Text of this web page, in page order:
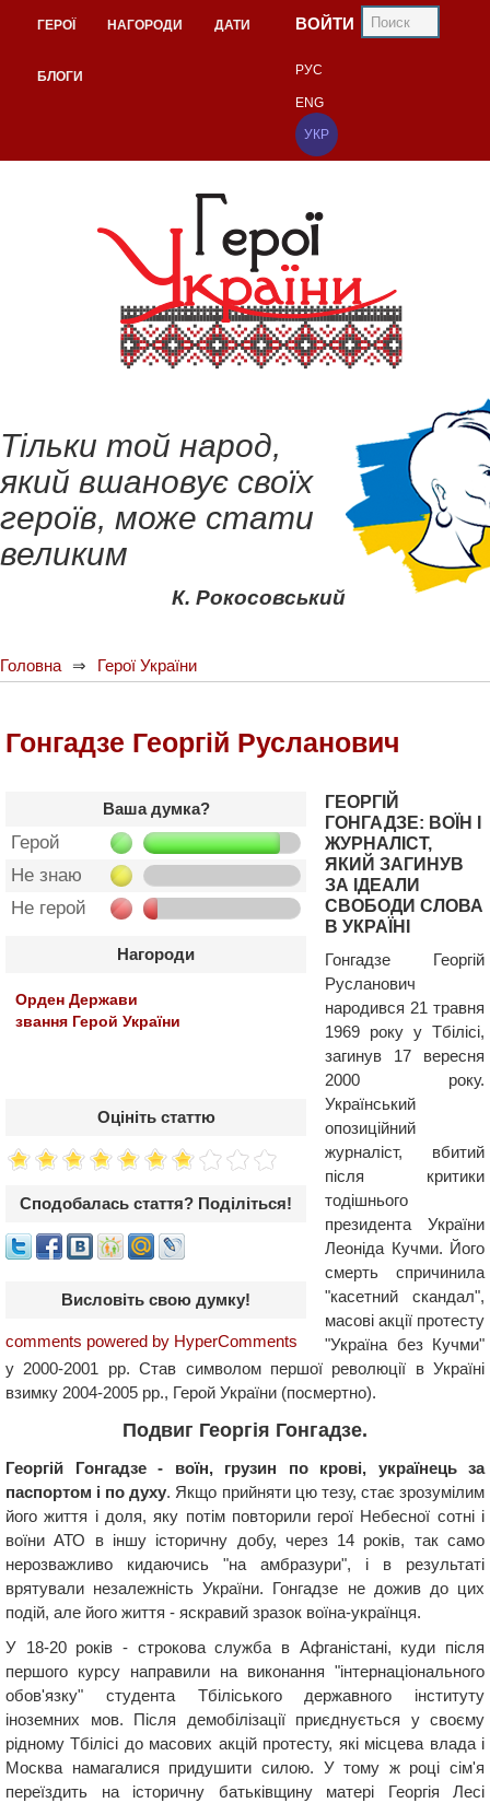
ГЕРОЇ НАГОРОДИ ДАТИ
БЛОГИ
ВОЙТИ
РУС
ENG
УКР
Тільки той народ,
який вшановує своїх
героїв, може стати
великим
К. Рокосовський
Головна Герої України
Гонгадзе Георгій Русланович
Ваша думка?
Герой
Не знаю
Не герой
Нагороди
Орден Держави
звання Герой України
Оцініть статтю
Сподобалась стаття? Поділіться!
Висловіть свою думку!
comments powered by HyperComments
ГЕОРГІЙ
ГОНГАДЗЕ: ВОЇН І
ЖУРНАЛІСТ,
ЯКИЙ ЗАГИНУВ
ЗА ІДЕАЛИ
СВОБОДИ СЛОВА
В УКРАЇНІ
Гонгадзе Георгій
Русланович
народився 21 травня
1969 року у Тбілісі,
загинув 17 вересня
2000 року.
Український
опозиційний
журналіст, вбитий
після критики
тодішнього
президента України
Леоніда Кучми. Його
смерть спричинила
"касетний скандал",
масові акції протесту
"Україна без Кучми"
у 2000-2001 рр. Став символом першої революції в Україні
взимку 2004-2005 рр., Герой України (посмертно).
Подвиг Георгія Гонгадзе.
Георгій Гонгадзе - воїн, грузин по крові, українець за
паспортом і по духу. Якщо прийняти цю тезу, стає зрозумілим
його життя і доля, яку потім повторили герої Небесної сотні і
воїни АТО в іншу історичну добу, через 14 років, так само
нерозважливо кидаючись "на амбразури", і в результаті
врятували незалежність України. Гонгадзе не дожив до цих
подій, але його життя - яскравий зразок воїна-українця.
У 18-20 років - строкова служба в Афганістані, куди після
першого курсу направили на виконання "інтернаціонального
обов'язку" студента Тбіліського державного інституту
іноземних мов. Після демобілізації приєднується у своєму
рідному Тбілісі до масових акцій протесту, які місцева влада і
Москва намагалися придушити силою. У тому ж році сім'я
переїздить на історичну батьківщину матері Георгія Лесі